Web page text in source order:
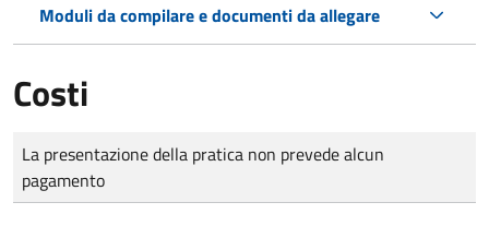
Moduli da compilare e documenti da allegare
Costi
Tipo di pagamento
Importo
La presentazione della pratica non prevede alcun
pagamento